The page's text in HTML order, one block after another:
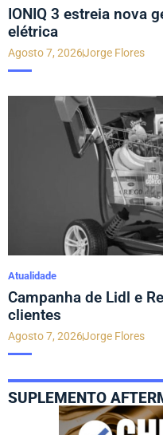
IONIQ 3 estreia nova
elétrica
Agosto 7, 2026Jorge Flores
Atualidade
Campanha de Lidl e
clientes
Agosto 7, 2026Jorge Flores
SUPLEMENTO